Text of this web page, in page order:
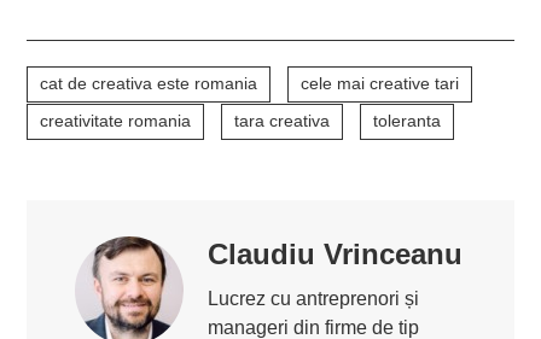
cat de creativa este romania
cele mai creative tari
creativitate romania
tara creativa toleranta
Claudiu Vrinceanu
Lucrez cu antreprenori și
manageri din firme de tip